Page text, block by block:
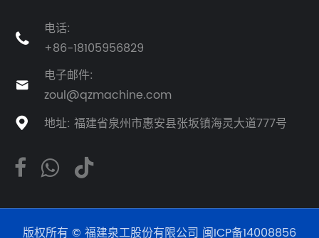

电话:
+86-18105956829

电子邮件:
zoul@qzmachine.com
 地址: 福建省泉州市惠安县张坂镇海灵大道777号
版权所有 © 福建泉工股份有限公司 闽ICP备14008856